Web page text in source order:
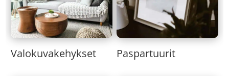
Valokuvakehykset Paspartuurit